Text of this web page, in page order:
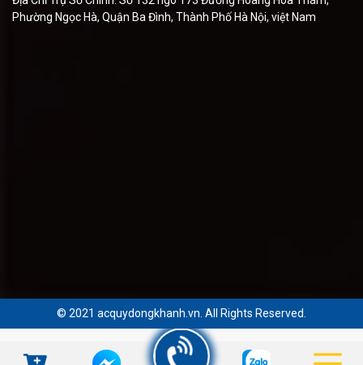
Phường Ngọc Hà, Quận Ba Đình, Thành Phố Hà Nội, việt Nam
© 2021 acquydongkhanh.vn. All Rights Reserved.